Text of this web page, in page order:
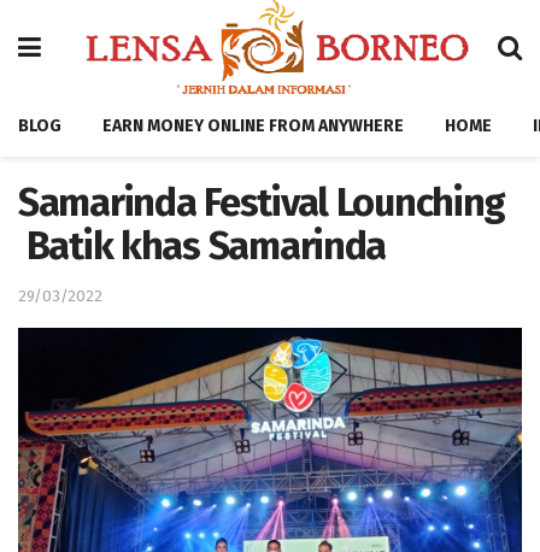
BLOG EARN MONEY ONLINE FROM ANYWHERE HOME
Samarinda Festival Lounching
Batik khas Samarinda
29/03/2022